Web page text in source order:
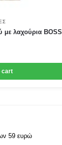
με λαχούρια BOSS
cart
59 ευρώ